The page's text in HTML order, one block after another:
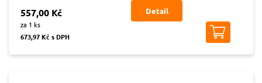
557,00 Kč
za 1 ks
673,97 Kč s DPH
Detail